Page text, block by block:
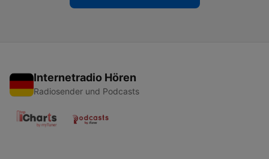
Internetradio Hören
Radiosender und Podcasts